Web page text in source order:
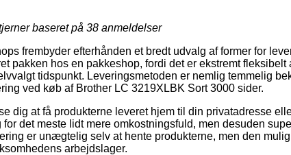
baseret på 38 anmeldelser
frembyder efterhånden et bredt udvalg af former for
pakken hos en pakkeshop, fordi det er ekstremt fleksibelt
tidspunkt. Leveringsmetoden er nemlig temmelig
ved køb af Brother LC 3219XLBK Sort 3000 sider.
dig at få produkterne leveret hjem til din privatadresse
det meste lidt mere omkostningsfuld, men desuden
er unægtelig selv at hente produkterne, men den
arbejdslager.